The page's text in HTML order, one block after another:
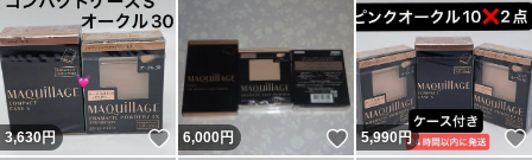
3,630円 いいね！
6,000円 いいね！
5,990円